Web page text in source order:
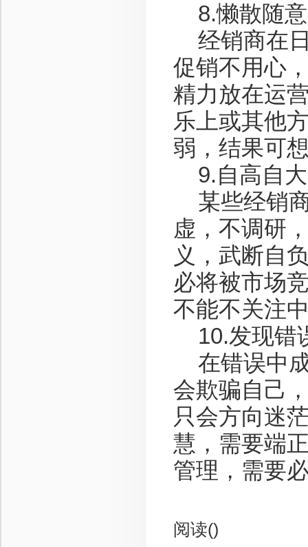
8.懒散随意
经销商在
促销不用心
精力放在运
乐上或其他
弱，结果可
9.自高自大
某些经销
虚，不调研
义，武断自
必将被市场
不能不关注
10.发现错
在错误中
会欺骗自己
只会方向迷
慧，需要端
管理，需要
阅读()